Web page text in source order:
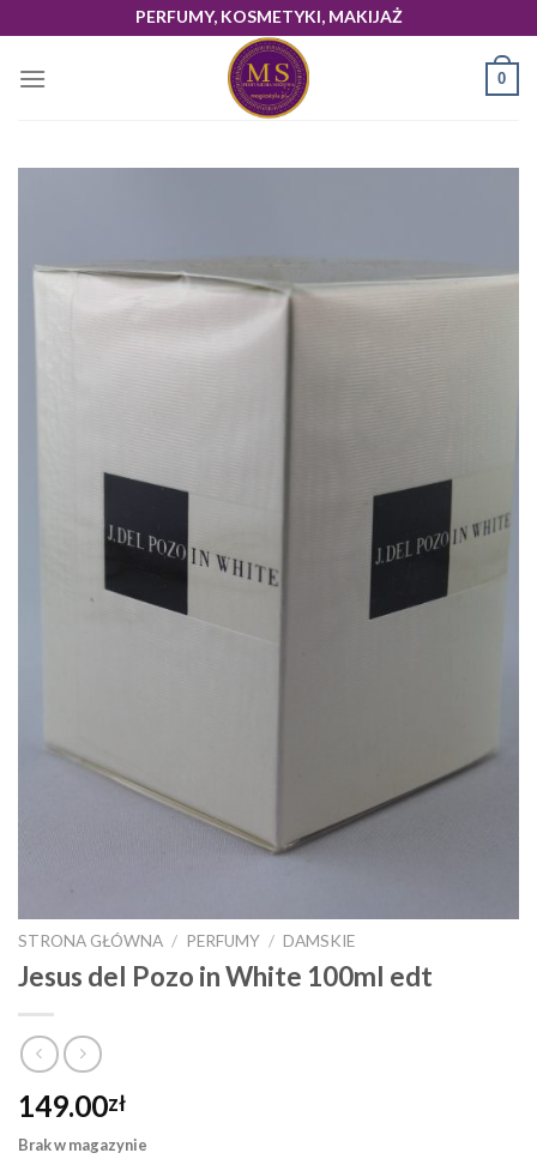
to
content
PERFUMY, KOSMETYKI, MAKIJAŻ
0
STRONA GŁÓWNA / PERFUMY / DAMSKIE
Jesus del Pozo in White 100ml edt
149.00zł
Brak w magazynie